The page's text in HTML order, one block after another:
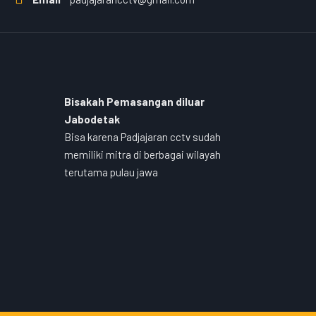
Bisakah Pemasangan diluar
Jabodetak
Bisa karena Padjajaran cctv sudah
memiliki mitra di berbagai wilayah
terutama pulau jawa